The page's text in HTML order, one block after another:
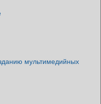
мультимедийных